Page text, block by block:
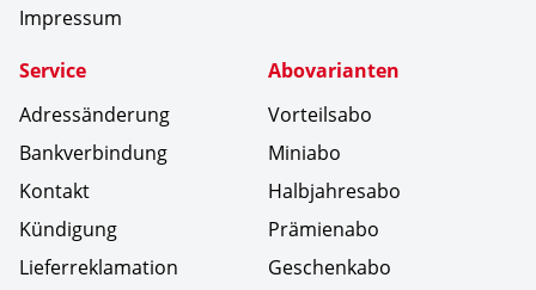
Impressum
Service
Adressänderung
Bankverbindung
Kontakt
Kündigung
Lieferreklamation
Abovarianten
Vorteilsabo
Miniabo
Halbjahresabo
Prämienabo
Geschenkabo